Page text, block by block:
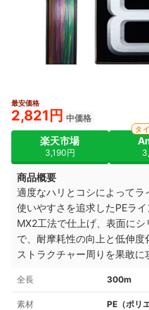
最安価格
2,821円 中価格
楽天市場
3,190円
タ
商品概要
適度なハリとコシによって
使いやすさを追求したPEラ
MX2工法で仕上げ、表面に
で、耐摩耗性の向上と低伸度
ストラクチャー周りを果敢に
全長 300m
素材 PE（ポリ